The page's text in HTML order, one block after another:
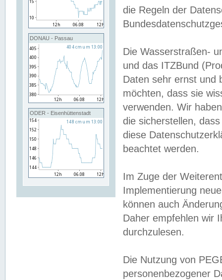
DONAU - Passau
ODER - Eisenhüttenstadt
die Regeln der
Die Wasserstraßen-
und das ITZBund
Daten sehr ernst und
möchten, dass sie
verwenden. Wir
die sicherstellen,
diese
beachtet werden.
Im Zuge der
Implementierung
können auch
Daher empfehlen wir
durchzulesen.
Die Nutzung von
personenbezogener